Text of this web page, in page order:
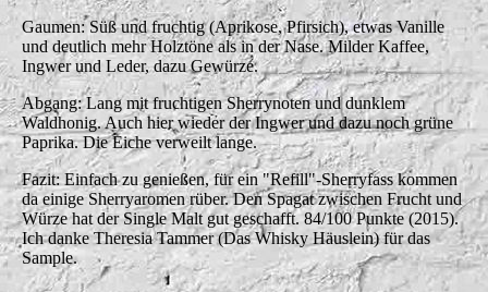
Gaumen: Süß und fruchtig (Aprikose, Pfirsich), etwas Vanille
und deutlich mehr Holztöne als in der Nase. Milder Kaffee,
Ingwer und Leder, dazu Gewürze.
Abgang: Lang mit fruchtigen Sherrynoten und dunklem
Waldhonig. Auch hier wieder der Ingwer und dazu noch grüne
Paprika. Die Eiche verweilt lange.
Fazit: Einfach zu genießen, für ein "Refill"-Sherryfass kommen
da einige Sherryaromen rüber. Den Spagat zwischen Frucht und
Würze hat der Single Malt gut geschafft.84/100 Punkte (2015).
Ich danke Theresia Tammer (Das Whisky Häuslein) für das
Sample.